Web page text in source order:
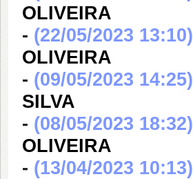
OLIVEIRA
- (22/05/2023 13:10)
OLIVEIRA
- (09/05/2023 14:25)
SILVA
- (08/05/2023 18:32)
OLIVEIRA
- (13/04/2023 10:13)